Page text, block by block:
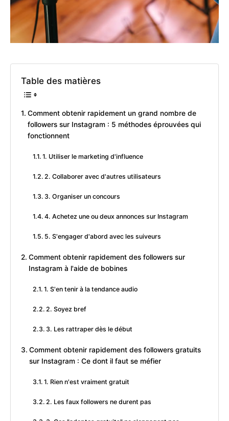
Table des matières
Comment obtenir rapidement un grand nombre de
followers sur Instagram : 5 méthodes éprouvées qui
fonctionnent
1. Utiliser le marketing d'influence
2. Collaborer avec d'autres utilisateurs
3. Organiser un concours
4. Achetez une ou deux annonces sur Instagram
5. S'engager d'abord avec les suiveurs
Comment obtenir rapidement des followers sur
Instagram à l'aide de bobines
1. S'en tenir à la tendance audio
2. Soyez bref
3. Les rattraper dès le début
Comment obtenir rapidement des followers gratuits
sur Instagram : Ce dont il faut se méfier
1. Rien n'est vraiment gratuit
2. Les faux followers ne durent pas